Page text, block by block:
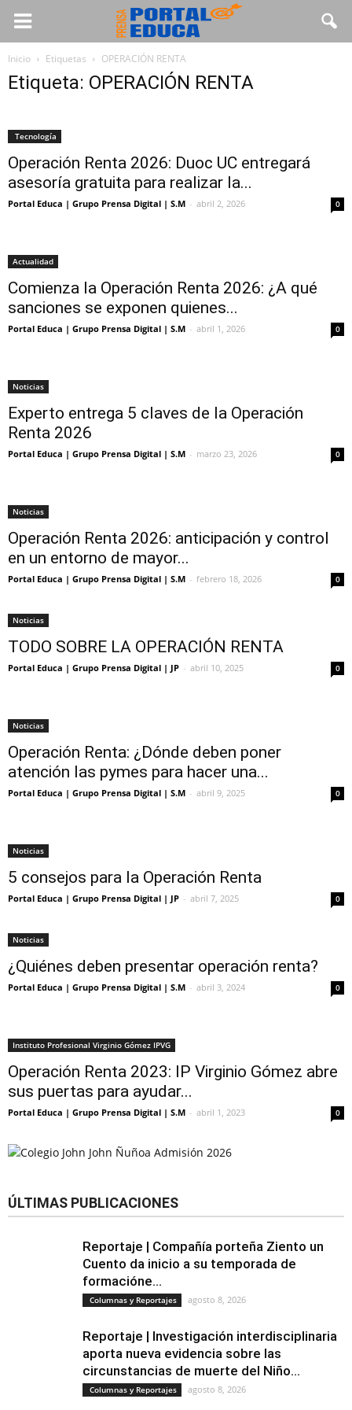
Inicio Etiquetas OPERACIÓN RENTA
Etiqueta: OPERACIÓN RENTA
Tecnología
Operación Renta 2026: Duoc UC entregará
asesoría gratuita para realizar la...
Portal Educa | Grupo Prensa Digital | S.M - abril 2, 2026 0
Actualidad
Comienza la Operación Renta 2026: ¿A qué
sanciones se exponen quienes...
Portal Educa | Grupo Prensa Digital | S.M - abril 1, 2026 0
Noticias
Experto entrega 5 claves de la Operación
Renta 2026
Portal Educa | Grupo Prensa Digital | S.M - marzo 23, 2026 0
Noticias
Operación Renta 2026: anticipación y control
en un entorno de mayor...
Portal Educa | Grupo Prensa Digital | S.M - febrero 18, 2026 0
Noticias
TODO SOBRE LA OPERACIÓN RENTA
Portal Educa | Grupo Prensa Digital | JP - abril 10, 2025 0
Noticias
Operación Renta: ¿Dónde deben poner
atención las pymes para hacer una...
Portal Educa | Grupo Prensa Digital | S.M - abril 9, 2025 0
Noticias
5 consejos para la Operación Renta
Portal Educa | Grupo Prensa Digital | JP - abril 7, 2025 0
Noticias
¿Quiénes deben presentar operación renta?
Portal Educa | Grupo Prensa Digital | S.M - abril 3, 2024 0
Instituto Profesional Virginio Gómez IPVG
Operación Renta 2023: IP Virginio Gómez abre
sus puertas para ayudar...
Portal Educa | Grupo Prensa Digital | S.M - abril 1, 2023 0
ÚLTIMAS PUBLICACIONES
Reportaje | Compañía porteña Ziento un
Cuento da inicio a su temporada de
formacióne...
Columnas y Reportajes agosto 8, 2026
Reportaje | Investigación interdisciplinaria
aporta nueva evidencia sobre las
circunstancias de muerte del Niño...
Columnas y Reportajes agosto 8, 2026